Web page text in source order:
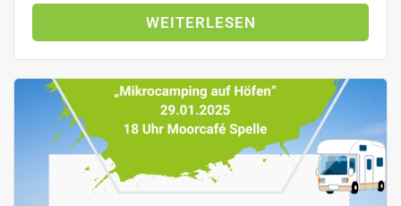
WEITERLESEN